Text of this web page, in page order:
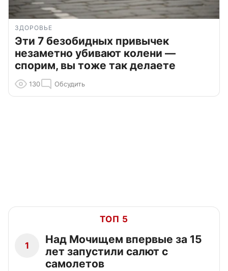
ЗДОРОВЬЕ
Эти 7 безобидных привычек
незаметно убивают колени —
спорим, вы тоже так делаете
130 Обсудить
ТОП 5
1
Над Мочищем впервые за 15
лет запустили салют с
самолетов